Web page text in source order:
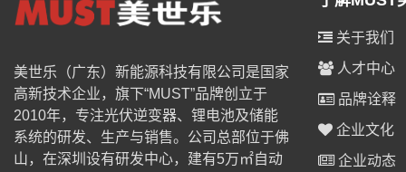
美世乐（广东）新能源科技有限公司是国家
高新技术企业，旗下“MUST”品牌创立于
2010年，专注光伏逆变器、锂电池及储能
系统的研发、生产与销售。公司总部位于佛
山，在深圳设有研发中心，建有5万㎡自动
关于我们
人才中心
品牌诠释
企业文化
企业动态